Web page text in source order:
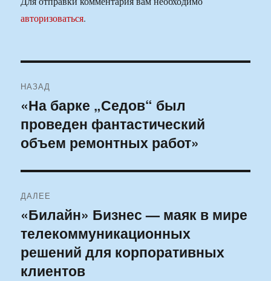
авторизоваться.
по
записям
НАЗАД
Предыдущая
запись:
«На барке „Седов“ был
проведен фантастический
объем ремонтных работ»
ДАЛЕЕ
Следующая
запись:
«Билайн» Бизнес — маяк в мире
телекоммуникационных
решений для корпоративных
клиентов